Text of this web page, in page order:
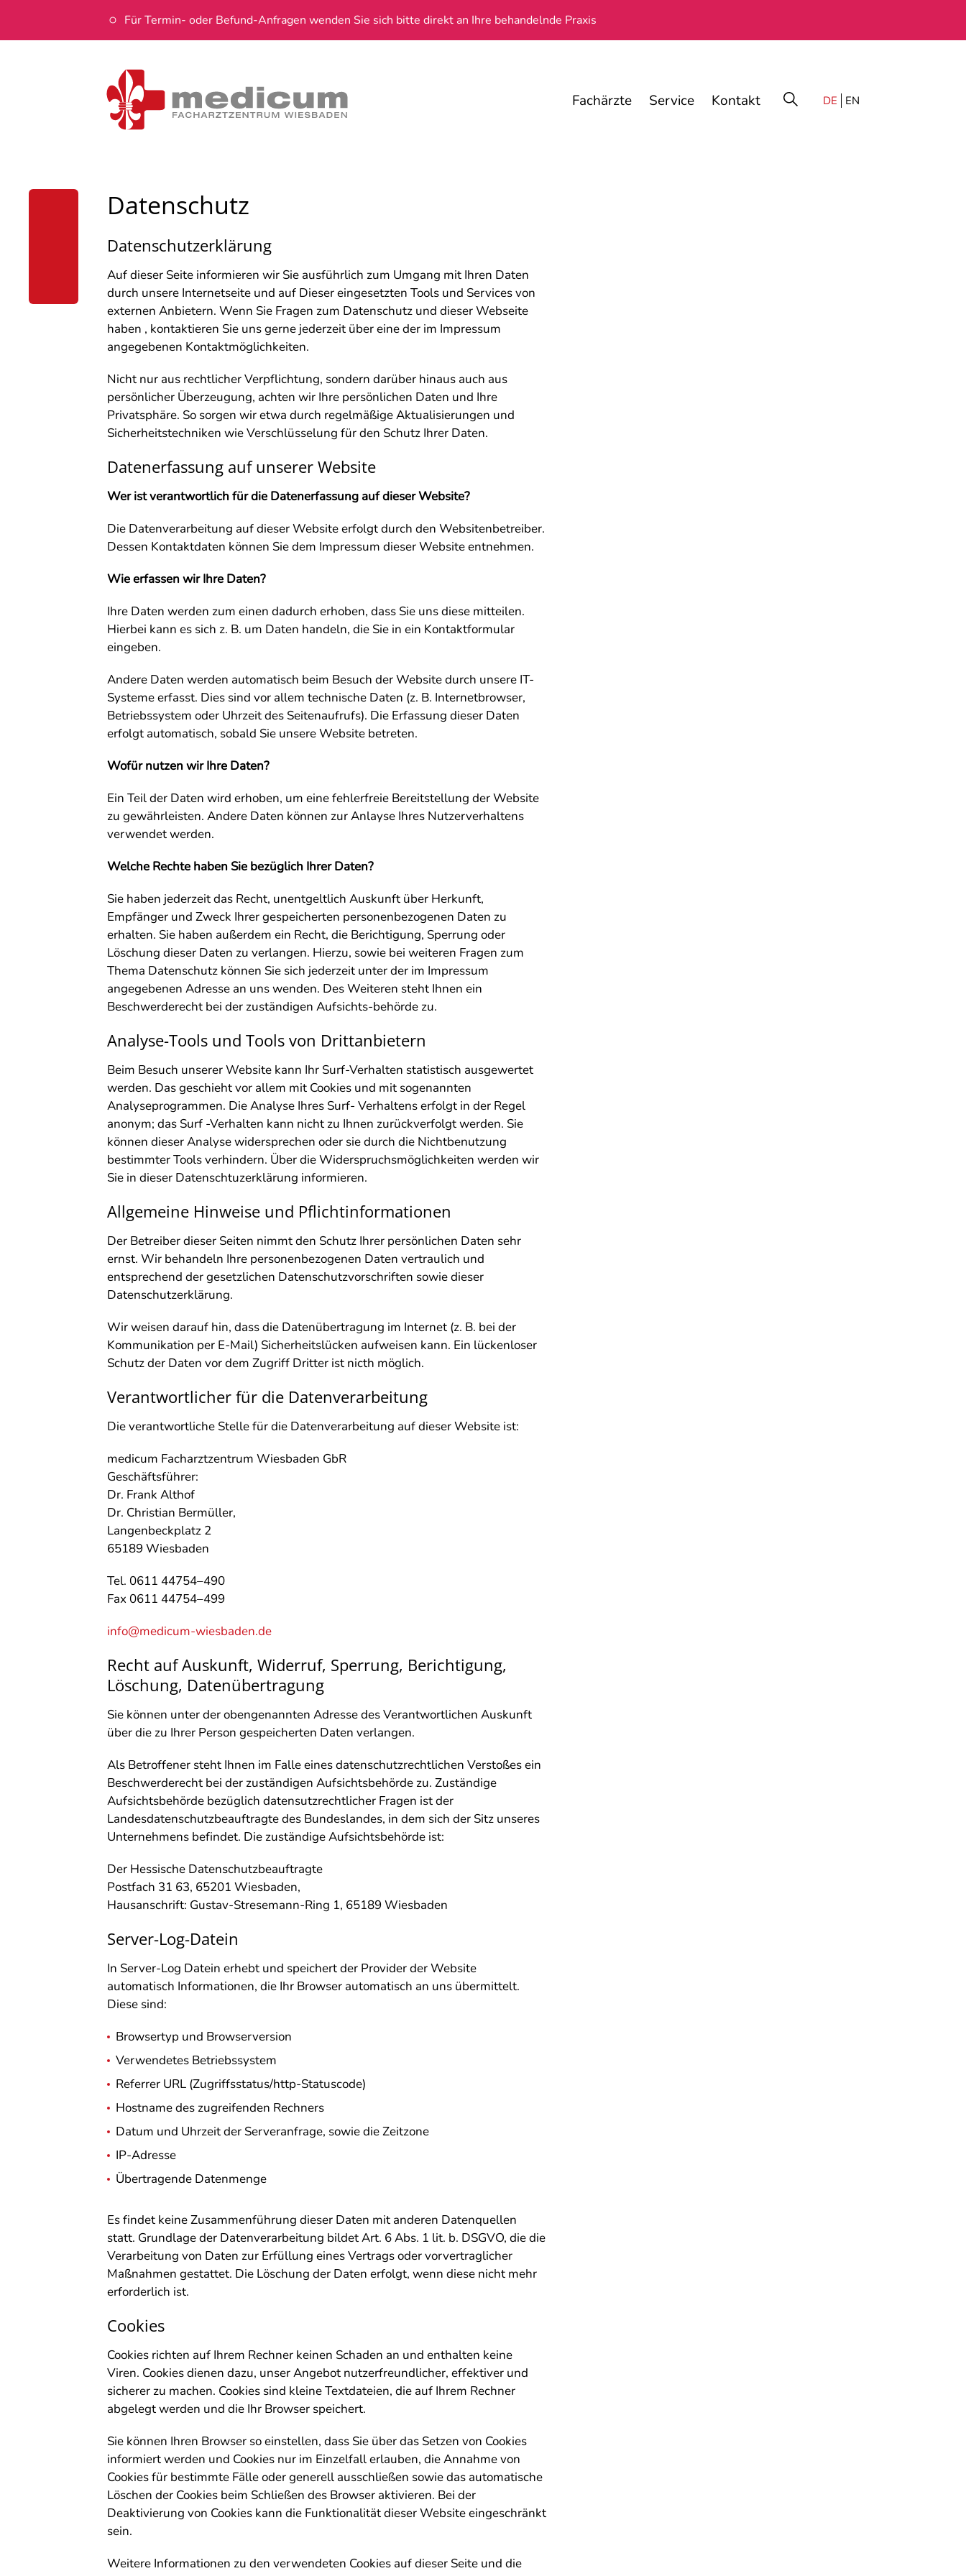
Für Termin- oder Befund-Anfragen wenden Sie sich bitte direkt an Ihre behandelnde Praxis
Fachärzte Service Kontakt DE EN
Datenschutz
Datenschutzerklärung
Auf dieser Seite informieren wir Sie ausführlich zum Umgang mit Ihren Daten
durch unsere Internetseite und auf Dieser eingesetzten Tools und Services von
externen Anbietern. Wenn Sie Fragen zum Datenschutz und dieser Webseite
haben , kontaktieren Sie uns gerne jederzeit über eine der im Impressum
angegebenen Kontaktmöglichkeiten.
Nicht nur aus rechtlicher Verpflichtung, sondern darüber hinaus auch aus
persönlicher Überzeugung, achten wir Ihre persönlichen Daten und Ihre
Privatsphäre. So sorgen wir etwa durch regelmäßige Aktualisierungen und
Sicherheitstechniken wie Verschlüsselung für den Schutz Ihrer Daten.
Datenerfassung auf unserer Website
Wer ist verantwortlich für die Datenerfassung auf dieser Website?
Die Datenverarbeitung auf dieser Website erfolgt durch den Websitenbetreiber.
Dessen Kontaktdaten können Sie dem Impressum dieser Website entnehmen.
Wie erfassen wir Ihre Daten?
Ihre Daten werden zum einen dadurch erhoben, dass Sie uns diese mitteilen.
Hierbei kann es sich z. B. um Daten handeln, die Sie in ein Kontaktformular
eingeben.
Andere Daten werden automatisch beim Besuch der Website durch unsere IT-
Systeme erfasst. Dies sind vor allem technische Daten (z. B. Internetbrowser,
Betriebssystem oder Uhrzeit des Seitenaufrufs). Die Erfassung dieser Daten
erfolgt automatisch, sobald Sie unsere Website betreten.
Wofür nutzen wir Ihre Daten?
Ein Teil der Daten wird erhoben, um eine fehlerfreie Bereitstellung der Website
zu gewährleisten. Andere Daten können zur Anlayse Ihres Nutzerverhaltens
verwendet werden.
Welche Rechte haben Sie bezüglich Ihrer Daten?
Sie haben jederzeit das Recht, unentgeltlich Auskunft über Herkunft,
Empfänger und Zweck Ihrer gespeicherten personenbezogenen Daten zu
erhalten. Sie haben außerdem ein Recht, die Berichtigung, Sperrung oder
Löschung dieser Daten zu verlangen. Hierzu, sowie bei weiteren Fragen zum
Thema Datenschutz können Sie sich jederzeit unter der im Impressum
angegebenen Adresse an uns wenden. Des Weiteren steht Ihnen ein
Beschwerderecht bei der zuständigen Aufsichts-behörde zu.
Analyse-Tools und Tools von Drittanbietern
Beim Besuch unserer Website kann Ihr Surf-Verhalten statistisch ausgewertet
werden. Das geschieht vor allem mit Cookies und mit sogenannten
Analyseprogrammen. Die Analyse Ihres Surf- Verhaltens erfolgt in der Regel
anonym; das Surf -Verhalten kann nicht zu Ihnen zurückverfolgt werden. Sie
können dieser Analyse widersprechen oder sie durch die Nichtbenutzung
bestimmter Tools verhindern. Über die Widerspruchsmöglichkeiten werden wir
Sie in dieser Datenschtuzerklärung informieren.
Allgemeine Hinweise und Pflichtinformationen
Der Betreiber dieser Seiten nimmt den Schutz Ihrer persönlichen Daten sehr
ernst. Wir behandeln Ihre personenbezogenen Daten vertraulich und
entsprechend der gesetzlichen Datenschutzvorschriften sowie dieser
Datenschutzerklärung.
Wir weisen darauf hin, dass die Datenübertragung im Internet (z. B. bei der
Kommunikation per E-Mail) Sicherheitslücken aufweisen kann. Ein lückenloser
Schutz der Daten vor dem Zugriff Dritter ist nicth möglich.
Verantwortlicher für die Datenverarbeitung
Die verantwortliche Stelle für die Datenverarbeitung auf dieser Website ist:
medicum Facharztzentrum Wiesbaden GbR
Geschäftsführer:
Dr. Frank Althof
Dr. Christian Bermüller,
Langenbeckplatz 2
65189 Wiesbaden
Tel. 0611 44754–490
Fax 0611 44754–499
info@medicum-wiesbaden.de
Recht auf Auskunft, Widerruf, Sperrung, Berichtigung,
Löschung, Datenübertragung
Sie können unter der obengenannten Adresse des Verantwortlichen Auskunft
über die zu Ihrer Person gespeicherten Daten verlangen.
Als Betroffener steht Ihnen im Falle eines datenschutzrechtlichen Verstoßes ein
Beschwerderecht bei der zuständigen Aufsichtsbehörde zu. Zuständige
Aufsichtsbehörde bezüglich datensutzrechtlicher Fragen ist der
Landesdatenschutzbeauftragte des Bundeslandes, in dem sich der Sitz unseres
Unternehmens befindet. Die zuständige Aufsichtsbehörde ist:
Der Hessische Datenschutzbeauftragte
Postfach 31 63, 65201 Wiesbaden,
Hausanschrift: Gustav-Stresemann-Ring 1, 65189 Wiesbaden
Server-Log-Datein
In Server-Log Datein erhebt und speichert der Provider der Website
automatisch Informationen, die Ihr Browser automatisch an uns übermittelt.
Diese sind:
Browsertyp und Browserversion
Verwendetes Betriebssystem
Referrer URL (Zugriffsstatus/http-Statuscode)
Hostname des zugreifenden Rechners
Datum und Uhrzeit der Serveranfrage, sowie die Zeitzone
IP-Adresse
Übertragende Datenmenge
Es findet keine Zusammenführung dieser Daten mit anderen Datenquellen
statt. Grundlage der Datenverarbeitung bildet Art. 6 Abs. 1 lit. b. DSGVO, die die
Verarbeitung von Daten zur Erfüllung eines Vertrags oder vorvertraglicher
Maßnahmen gestattet. Die Löschung der Daten erfolgt, wenn diese nicht mehr
erforderlich ist.
Cookies
Cookies richten auf Ihrem Rechner keinen Schaden an und enthalten keine
Viren. Cookies dienen dazu, unser Angebot nutzerfreundlicher, effektiver und
sicherer zu machen. Cookies sind kleine Textdateien, die auf Ihrem Rechner
abgelegt werden und die Ihr Browser speichert.
Sie können Ihren Browser so einstellen, dass Sie über das Setzen von Cookies
informiert werden und Cookies nur im Einzelfall erlauben, die Annahme von
Cookies für bestimmte Fälle oder generell ausschließen sowie das automatische
Löschen der Cookies beim Schließen des Browser aktivieren. Bei der
Deaktivierung von Cookies kann die Funktionalität dieser Website eingeschränkt
sein.
Weitere Informationen zu den verwendeten Cookies auf dieser Seite und die